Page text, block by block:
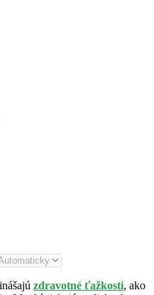
zdravotné ťažkosti, ako